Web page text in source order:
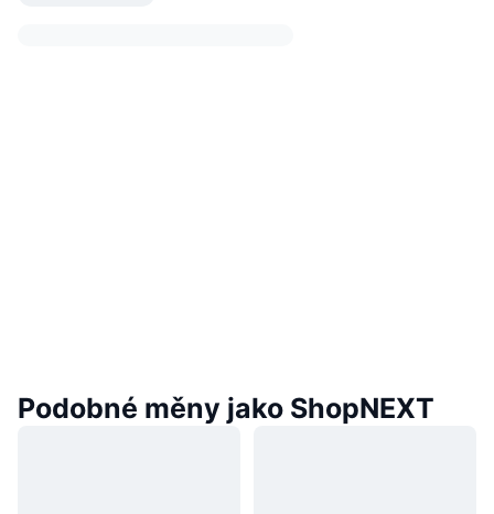
Podobné měny jako ShopNEXT